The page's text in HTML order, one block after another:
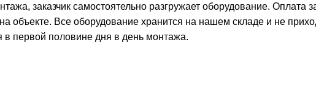
заказчик самостоятельно разгружает оборудование. Оплата
объекте. Все оборудование хранится на нашем складе и не
в первой половине дня в день монтажа.